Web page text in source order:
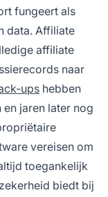
fungeert als
data. Affiliate
affiliate
naar
ups hebben
jaren later nog
vereisen om
toegankelijk
biedt bij